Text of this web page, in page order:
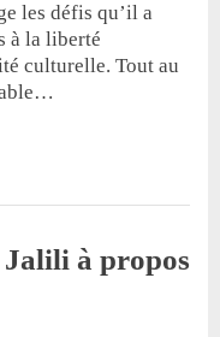
les défis qu’il a
à la liberté
culturelle. Tout au
à propos